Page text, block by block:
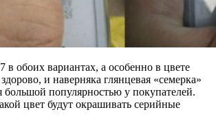
в обоих вариантах, а особенно в цвете
и наверняка глянцевая «семерка»
большой популярностью у покупателей.
цвет будут окрашивать серийные